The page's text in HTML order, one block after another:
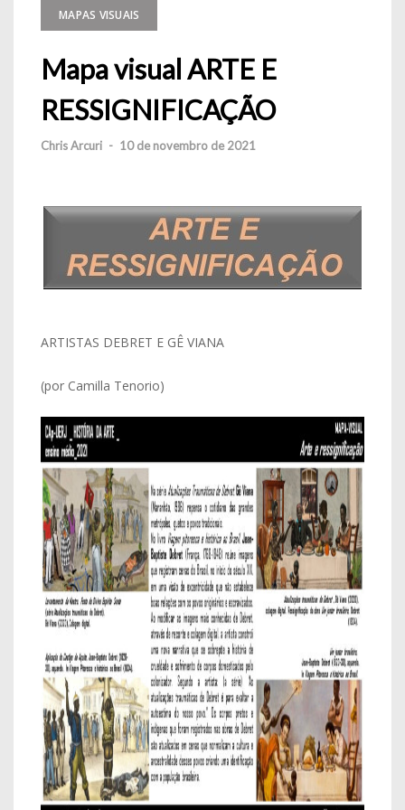
MAPAS VISUAIS
Mapa visual ARTE E
RESSIGNIFICAÇÃO
Chris Arcuri - 10 de novembro de 2021
ARTISTAS DEBRET E GÊ VIANA
(por Camilla Tenorio)